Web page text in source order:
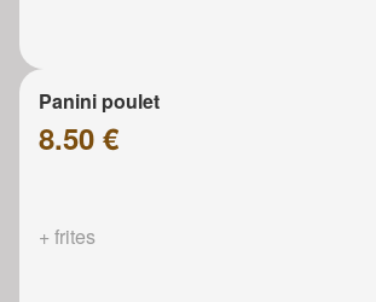
Panini poulet
8.50 €
+ frites